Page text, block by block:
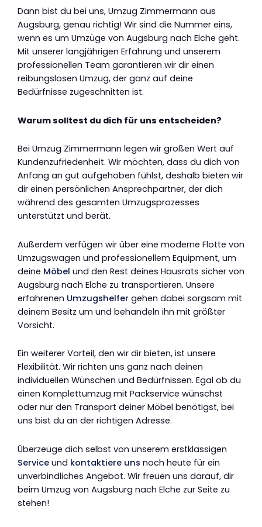
Dann bist du bei uns, Umzug Zimmermann aus
Augsburg, genau richtig! Wir sind die Nummer eins,
wenn es um Umzüge von Augsburg nach Elche geht.
Mit unserer langjährigen Erfahrung und unserem
professionellen Team garantieren wir dir einen
reibungslosen Umzug, der ganz auf deine
Bedürfnisse zugeschnitten ist.
Warum solltest du dich für uns entscheiden?
Bei Umzug Zimmermann legen wir großen Wert auf
Kundenzufriedenheit. Wir möchten, dass du dich von
Anfang an gut aufgehoben fühlst, deshalb bieten wir
dir einen persönlichen Ansprechpartner, der dich
während des gesamten Umzugsprozesses
unterstützt und berät.
Außerdem verfügen wir über eine moderne Flotte von
Umzugswagen und professionellem Equipment, um
deine Möbel und den Rest deines Hausrats sicher von
Augsburg nach Elche zu transportieren. Unsere
erfahrenen Umzugshelfer gehen dabei sorgsam mit
deinem Besitz um und behandeln ihn mit größter
Vorsicht.
Ein weiterer Vorteil, den wir dir bieten, ist unsere
Flexibilität. Wir richten uns ganz nach deinen
individuellen Wünschen und Bedürfnissen. Egal ob du
einen Komplettumzug mit Packservice wünschst
oder nur den Transport deiner Möbel benötigst, bei
uns bist du an der richtigen Adresse.
Überzeuge dich selbst von unserem erstklassigen
Service und kontaktiere uns noch heute für ein
unverbindliches Angebot. Wir freuen uns darauf, dir
beim Umzug von Augsburg nach Elche zur Seite zu
stehen!